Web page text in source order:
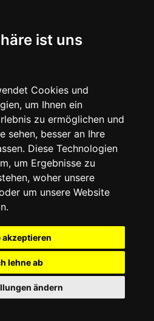
ist uns
Cookies und
um Ihnen ein
zu ermöglichen und
sehen, besser an Ihre
Diese Technologien
um Ergebnisse zu
woher unsere
um unsere Website
akzeptieren
lehne ab
ändern